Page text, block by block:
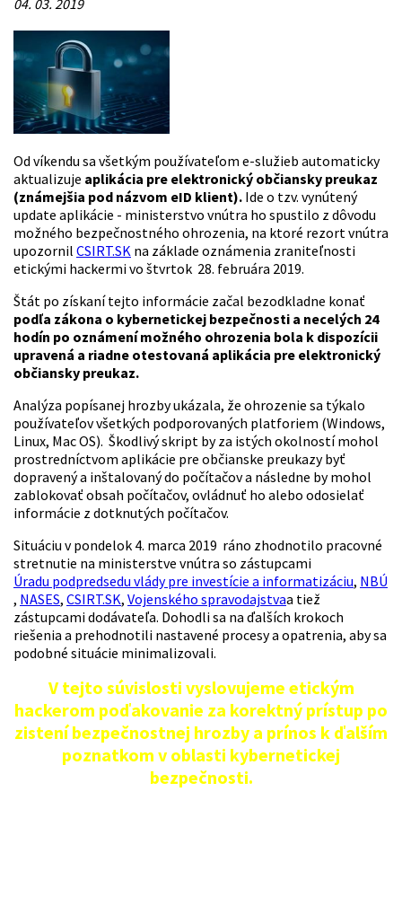
04. 03. 2019
Od víkendu sa všetkým používateľom e-služieb automaticky
aktualizuje aplikácia pre elektronický občiansky preukaz
(známejšia pod názvom eID klient). Ide o tzv. vynútený
update aplikácie - ministerstvo vnútra ho spustilo z dôvodu
možného bezpečnostného ohrozenia, na ktoré rezort vnútra
upozornil CSIRT.SK na základe oznámenia zraniteľnosti
etickými hackermi vo štvrtok 28. februára 2019.
Štát po získaní tejto informácie začal bezodkladne konať
podľa zákona o kybernetickej bezpečnosti a necelých 24
hodín po oznámení možného ohrozenia bola k dispozícii
upravená a riadne otestovaná aplikácia pre elektronický
občiansky preukaz.
Analýza popísanej hrozby ukázala, že ohrozenie sa týkalo
používateľov všetkých podporovaných platforiem (Windows,
Linux, Mac OS). Škodlivý skript by za istých okolností mohol
prostredníctvom aplikácie pre občianske preukazy byť
dopravený a inštalovaný do počítačov a následne by mohol
zablokovať obsah počítačov, ovládnuť ho alebo odosielať
informácie z dotknutých počítačov.
Situáciu v pondelok 4. marca 2019 ráno zhodnotilo pracovné
stretnutie na ministerstve vnútra so zástupcami
Úradu podpredsedu vlády pre investície a informatizáciu, NBÚ
, NASES, CSIRT.SK, Vojenského spravodajstvaa tiež
zástupcami dodávateľa. Dohodli sa na ďalších krokoch
riešenia a prehodnotili nastavené procesy a opatrenia, aby sa
podobné situácie minimalizovali.
V tejto súvislosti vyslovujeme etickým
hackerom poďakovanie za korektný prístup po
zistení bezpečnostnej hrozby a prínos k ďalším
poznatkom v oblasti kybernetickej
bezpečnosti.